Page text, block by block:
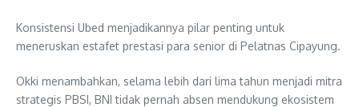
Konsistensi Ubed menjadikannya pilar penting untuk
meneruskan estafet prestasi para senior di Pelatnas Cipayung.
Okki menambahkan, selama lebih dari lima tahun menjadi mitra
strategis PBSI, BNI tidak pernah absen mendukung ekosistem